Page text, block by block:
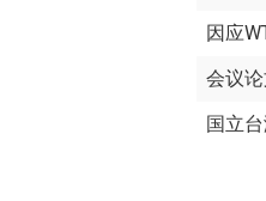
因应
会议
国立